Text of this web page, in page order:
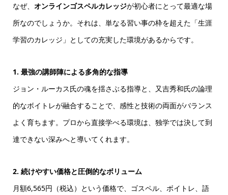
なぜ、 オンラインゴスペルカレッジが初心者にとって最適な場
所なのでしょうか。それは、単なる習い事の枠を超えた「生涯
学習のカレッジ」としての充実した環境があるからです。
1. 最強の講師陣による多角的な指導
ジョン・ルーカス氏の魂を揺さぶる指導と、又吉秀和氏の論理
的なボイトレが融合することで、感性と技術の両面がバランス
よく育ちます。プロから直接学べる環境は、独学では決して到
達できない深みへと導いてくれます。
2. 続けやすい価格と圧倒的なボリューム
月額6,565円（税込）という価格で、ゴスペル、ボイトレ、語